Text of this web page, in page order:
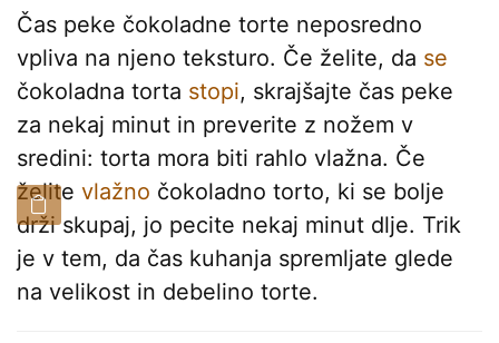
Čas peke čokoladne torte neposredno
vpliva na njeno teksturo. Če želite, da se
čokoladna torta stopi, skrajšajte čas peke
za nekaj minut in preverite z nožem v
sredini: torta mora biti rahlo vlažna. Če
želite vlažno čokoladno torto, ki se bolje
drži skupaj, jo pecite nekaj minut dlje. Trik
je v tem, da čas kuhanja spremljate glede
na velikost in debelino torte.